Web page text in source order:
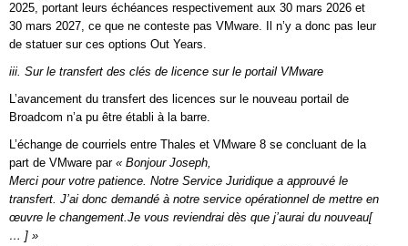
2025, portant leurs échéances respectivement aux 30 mars 2026 et
30 mars 2027, ce que ne conteste pas VMware. Il n’y a donc pas leur
de statuer sur ces options Out Years.
iii. Sur le transfert des clés de licence sur le portail VMware
L’avancement du transfert des licences sur le nouveau portail de
Broadcom n’a pu être établi à la barre.
L’échange de courriels entre Thales et VMware 8 se concluant de la
part de VMware par « Bonjour Joseph,
Merci pour votre patience. Notre Service Juridique a approuvé le
transfert. J’ai donc demandé à notre service opérationnel de mettre en
œuvre le changement.Je vous reviendrai dès que j’aurai du nouveau[
… ] »